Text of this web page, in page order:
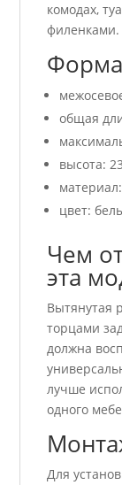
комодах,
филенками.
общая
высота:
цвет:
Чем
эта
Вытянутая
торцами
должна
лучше
одного
Для